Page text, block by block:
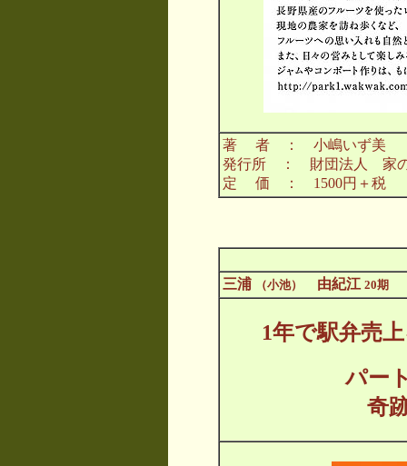
著 者 ： 小嶋いず美
発行所 ： 財団法人 家
定 価 ： 1500円＋税
三浦 （小池） 由紀江 20期
1年で駅弁売
パー
奇